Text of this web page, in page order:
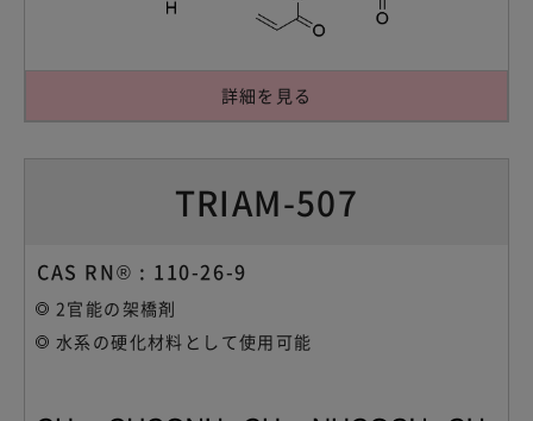
詳細を見る
TRIAM-507
CAS RN® : 110-26-9
2官能の架橋剤
水系の硬化材料として使用可能